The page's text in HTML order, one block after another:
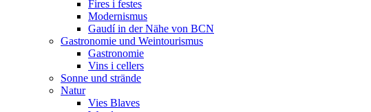
Fires i festes
Modernismus
Gaudí in der Nähe von BCN
Gastronomie und Weintourismus
Gastronomie
Vins i cellers
Sonne und strände
Natur
Vies Blaves